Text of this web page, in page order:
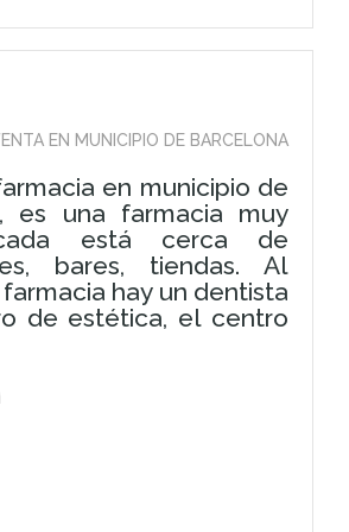
EN MUNICIPIO DE BARCELONA
en municipio de
es una farmacia muy
está cerca de
bares, tiendas. Al
hay un dentista
de estética, el centro